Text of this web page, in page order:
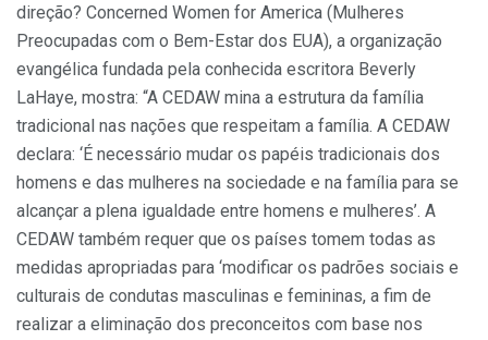
direção? Concerned Women for America (Mulheres
Preocupadas com o Bem-Estar dos EUA), a organização
evangélica fundada pela conhecida escritora Beverly
LaHaye, mostra: “A CEDAW mina a estrutura da família
tradicional nas nações que respeitam a família. A CEDAW
declara: ‘É necessário mudar os papéis tradicionais dos
homens e das mulheres na sociedade e na família para se
alcançar a plena igualdade entre homens e mulheres’. A
CEDAW também requer que os países tomem todas as
medidas apropriadas para ‘modificar os padrões sociais e
culturais de condutas masculinas e femininas, a fim de
realizar a eliminação dos preconceitos com base nos